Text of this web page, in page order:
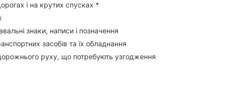
і на крутих спусках *
знаки, написи і позначення
засобів та їх обладнання
руху, що потребують узгодження